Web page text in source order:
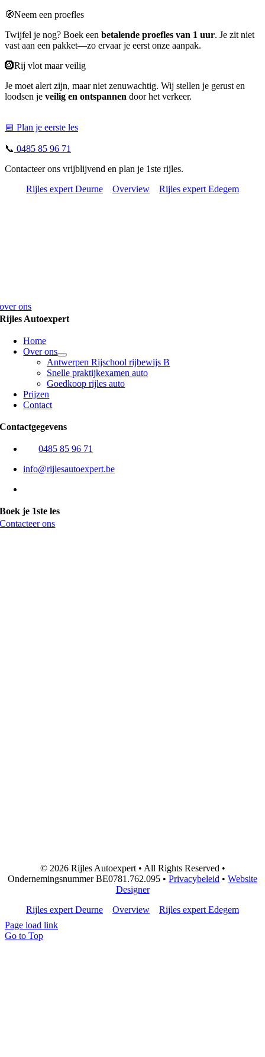
🧭Neem een proefles
Twijfel je nog? Boek een betalende proefles van 1 uur. Je zit niet
vast aan een pakket—zo ervaar je eerst onze aanpak.
🛞Rij vlot maar veilig
Je moet alert zijn, maar niet zenuwachtig. Wij stellen je gerust en
loodsen je veilig en ontspannen door het verkeer.
📅 Plan je eerste les
📞 0485 85 96 71
Contacteer ons vrijblijvend en plan je 1ste rijles.
Rijles expert Deurne
Overview Rijles expert Edegem
over ons
Rijles Autoexpert
Home
Over ons
Antwerpen Rijschool rijbewijs B
Snelle praktijkexamen auto
Goedkoop rijles auto
Prijzen
Contact
Contactgegevens
0485 85 96 71
info@rijlesautoexpert.be
Boek je 1ste les
Contacteer ons
© 2026 Rijles Autoexpert • All Rights Reserved •
Ondernemingsnummer BE0781.762.095 • Privacybeleid • Website
Designer
Rijles expert Deurne
Overview
Rijles expert Edegem
Page load link
Go to Top